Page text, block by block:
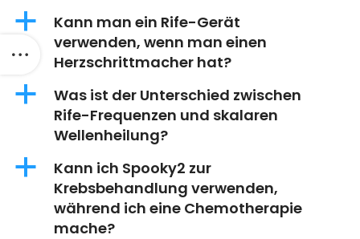
a
Kann man ein Rife-Gerät
verwenden, wenn man einen
Herzschrittmacher hat?
a
Was ist der Unterschied zwischen
Rife-Frequenzen und skalaren
Wellenheilung?
a
Kann ich Spooky2 zur
Krebsbehandlung verwenden,
während ich eine Chemotherapie
mache?